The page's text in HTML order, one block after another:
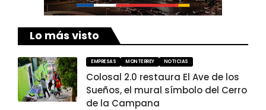
Lo más visto
EMPRESAS MONTERREY NOTICIAS
Colosal 2.0 restaura El Ave de los
Sueños, el mural símbolo del Cerro
de la Campana